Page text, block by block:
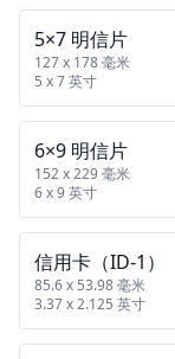
5×7 明信片
127 x 178 毫米
5 x 7 英寸
6×9 明信片
152 x 229 毫米
6 x 9 英寸
信用卡（ID‑1）
85.6 x 53.98 毫米
3.37 x 2.125 英寸